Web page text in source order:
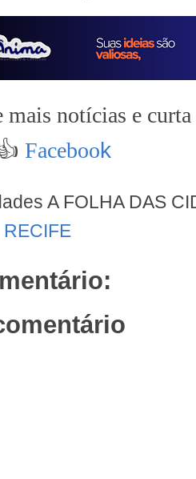
mais notícias e curta
Facebook
A FOLHA DAS
RECIFE